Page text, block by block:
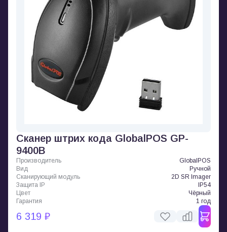
Сканер штрих кода GlobalPOS GP-
9400B
Производитель
GlobalPOS
Вид
Ручной
Сканирующий модуль
2D SR Imager
Защита IP
IP54
Цвет
Чёрный
Гарантия
1 год
6 319 ₽